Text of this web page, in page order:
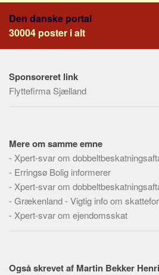
Den danske portal
30004 poster i alt
Sponsoreret link
Flyttefirma Sjælland
Mere om samme emne
- Xpert-svar om
- Erringsø Bolig informerer
- Xpert-svar om
-Grækenland - Vigtig info om
- Xpert-svar om ejendomsskat
Også skrevet af Martin Bekker